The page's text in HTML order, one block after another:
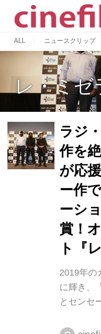
ALL ニュースクリップ
レ・ミゼ
ラジ
作を
が応
ー作
ーシ
賞！
ト『
2019年の
に輝き、
とセンセ
28日（金